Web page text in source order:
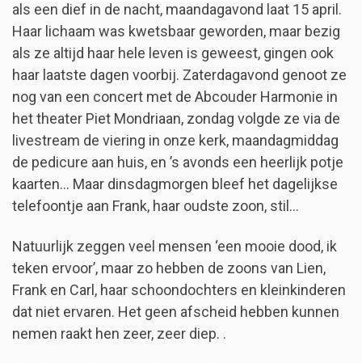
als een dief in de nacht, maandagavond laat 15 april.
Haar lichaam was kwetsbaar geworden, maar bezig
als ze altijd haar hele leven is geweest, gingen ook
haar laatste dagen voorbij. Zaterdagavond genoot ze
nog van een concert met de Abcouder Harmonie in
het theater Piet Mondriaan, zondag volgde ze via de
livestream de viering in onze kerk, maandagmiddag
de pedicure aan huis, en ’s avonds een heerlijk potje
kaarten… Maar dinsdagmorgen bleef het dagelijkse
telefoontje aan Frank, haar oudste zoon, stil…
Natuurlijk zeggen veel mensen ‘een mooie dood, ik
teken ervoor’, maar zo hebben de zoons van Lien,
Frank en Carl, haar schoondochters en kleinkinderen
dat niet ervaren. Het geen afscheid hebben kunnen
nemen raakt hen zeer, zeer diep. .